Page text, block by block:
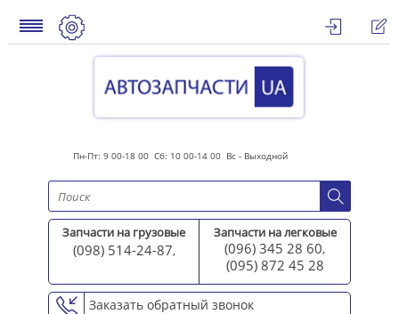
Пн-Пт: 9 00-18 00 Сб: 10 00-14 00 Вс - Выходной
Запчасти на грузовые
(098) 514-24-87,
Запчасти на легковые
(096) 345 28 60,
(095) 872 45 28
Заказать обратный звонок